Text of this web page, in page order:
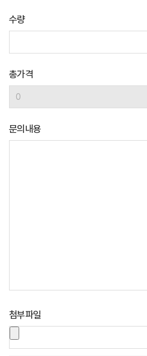
수량
총가격
문의내용
첨부파일